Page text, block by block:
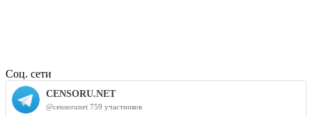
Соц. сети